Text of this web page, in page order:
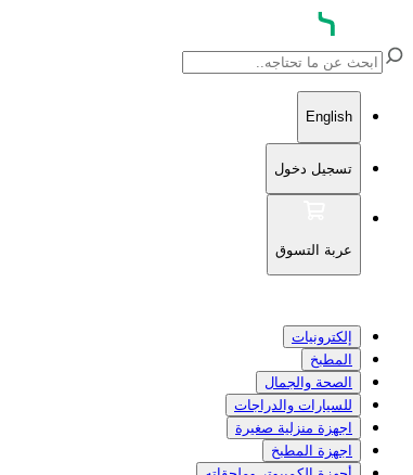
English
تسجيل دخول
عربة التسوق
إلكترونيات
المطبخ
الصحة والجمال
للسيارات والدراجات
اجهزة منزلية صغيرة
اجهزة المطبخ